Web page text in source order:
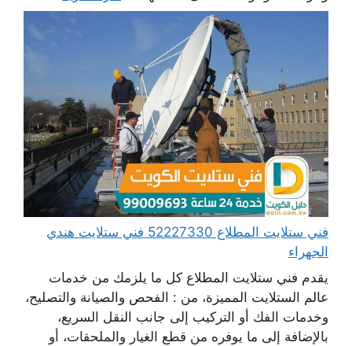
فني ستلايت المطلاع 52227330 فني ستلايت هندي
الجهراء
يقدم فني ستلايت المطلاع كل ما يلزمك من خدمات
عالم الستلايت المميزة، من : الفحص والصيانة والتصليح،
وخدمات الفك أو التركيب إلى جانب النقل السريع،
بالإضافة إلى ما يوفره من قطع الغيار والملحقات، أو